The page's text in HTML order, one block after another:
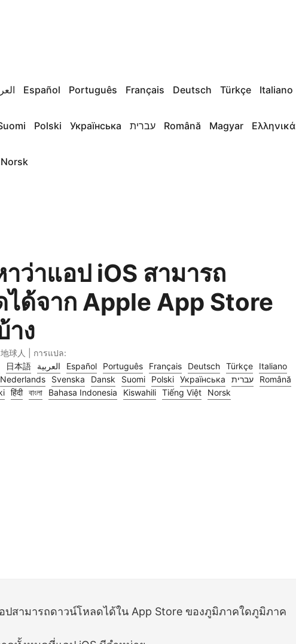
Español Português Français Deutsch Türkçe Italiano
Polski Українська עברית Română Magyar Ελληνικά
Norsk
ว่าแอป iOS สามารถ
ด้จาก Apple App Store
าง
地球人 | การแปล:
日本語 العربية Español Português Français Deutsch Türkçe
Italiano
Nederlands Svenska Dansk Suomi Polski Українська עברית
Română
हिंदी বাংলা Bahasa Indonesia Kiswahili Tiếng Việt Norsk
ปสามารถดาวน์โหลดได้ใน App Store ของภูมิภาคใดภูมิภาค